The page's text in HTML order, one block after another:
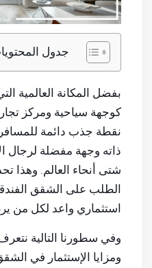
جدول
بفضل المكانة العالمية
كوجهة سياحية ومركز
نقطة جذب دائمة
ذاته وجهة مفضلة لرجال
شتى أنحاء العالم. وهذا
الطلب على الشقق
استثماري واعد لكل من
وفي سطورنا التالية
ومزايا الإستثمار في